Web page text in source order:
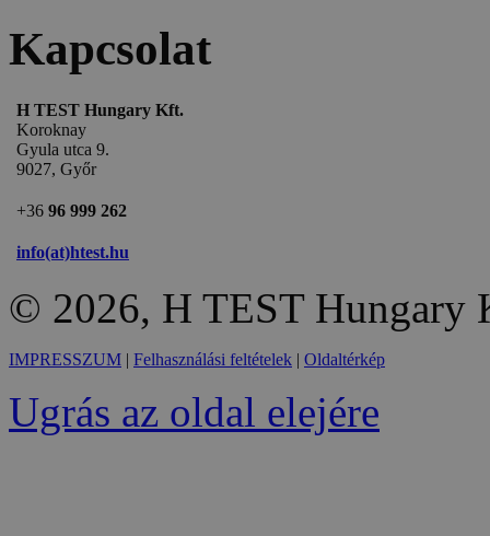
Kapcsolat
H TEST Hungary Kft.
Koroknay
Gyula utca 9.
9027, Győr
+36 96 999 262
info(at)htest.hu
© 2026, H TEST Hungary
IMPRESSZUM | Felhasználási feltételek | Oldaltérkép
Ugrás az oldal elejére